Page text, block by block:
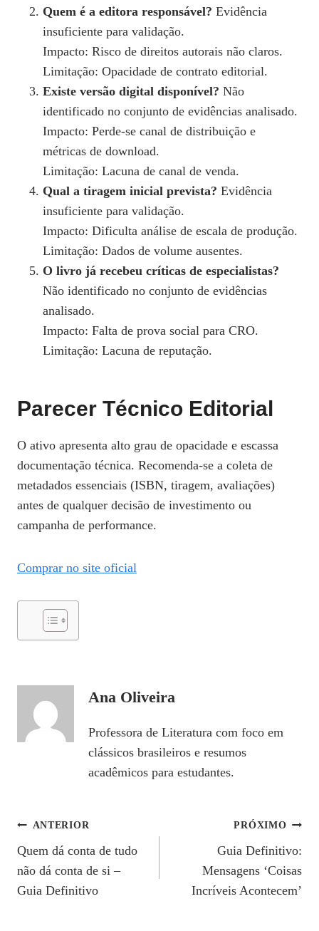
Quem é a editora responsável? Evidência
insuficiente para validação.
Impacto: Risco de direitos autorais não claros.
Limitação: Opacidade de contrato editorial.
Existe versão digital disponível? Não
identificado no conjunto de evidências analisado.
Impacto: Perde-se canal de distribuição e
métricas de download.
Limitação: Lacuna de canal de venda.
Qual a tiragem inicial prevista? Evidência
insuficiente para validação.
Impacto: Dificulta análise de escala de produção.
Limitação: Dados de volume ausentes.
O livro já recebeu críticas de especialistas?
Não identificado no conjunto de evidências
analisado.
Impacto: Falta de prova social para CRO.
Limitação: Lacuna de reputação.
Parecer Técnico Editorial
O ativo apresenta alto grau de opacidade e escassa
documentação técnica. Recomenda‑se a coleta de
metadados essenciais (ISBN, tiragem, avaliações)
antes de qualquer decisão de investimento ou
campanha de performance.
Comprar no site oficial
Ana Oliveira
Professora de Literatura com foco em
clássicos brasileiros e resumos
acadêmicos para estudantes.
Navegação
De
Post
ANTERIOR
Quem dá conta de tudo
não dá conta de si –
Guia Definitivo
PRÓXIMO
Guia Definitivo:
Mensagens ‘Coisas
Incríveis Acontecem’